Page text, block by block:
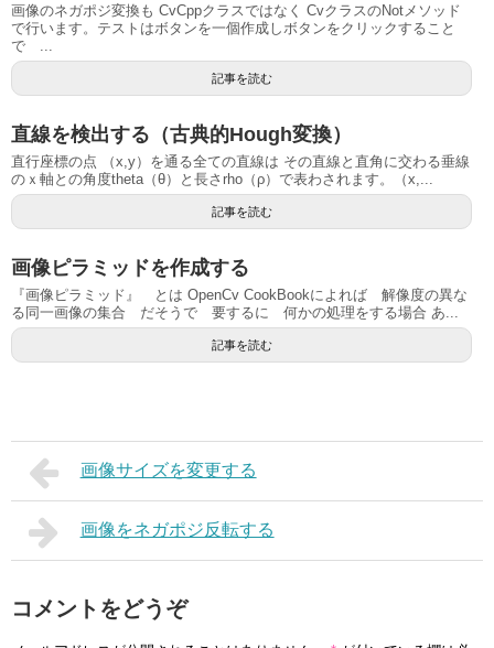
画像のネガポジ変換も CvCppクラスではなく CvクラスのNotメソッド
で行います。テストはボタンを一個作成しボタンをクリックすること
で ...
記事を読む
直線を検出する（古典的Hough変換）
直行座標の点 （x,y）を通る全ての直線は その直線と直角に交わる垂線
のｘ軸との角度theta（θ）と長さrho（ρ）で表わされます。（x,...
記事を読む
画像ピラミッドを作成する
『画像ピラミッド』 とは OpenCv CookBookによれば 解像度の異な
る同一画像の集合 だそうで 要するに 何かの処理をする場合 あ...
記事を読む
画像サイズを変更する
画像をネガポジ反転する
コメントをどうぞ